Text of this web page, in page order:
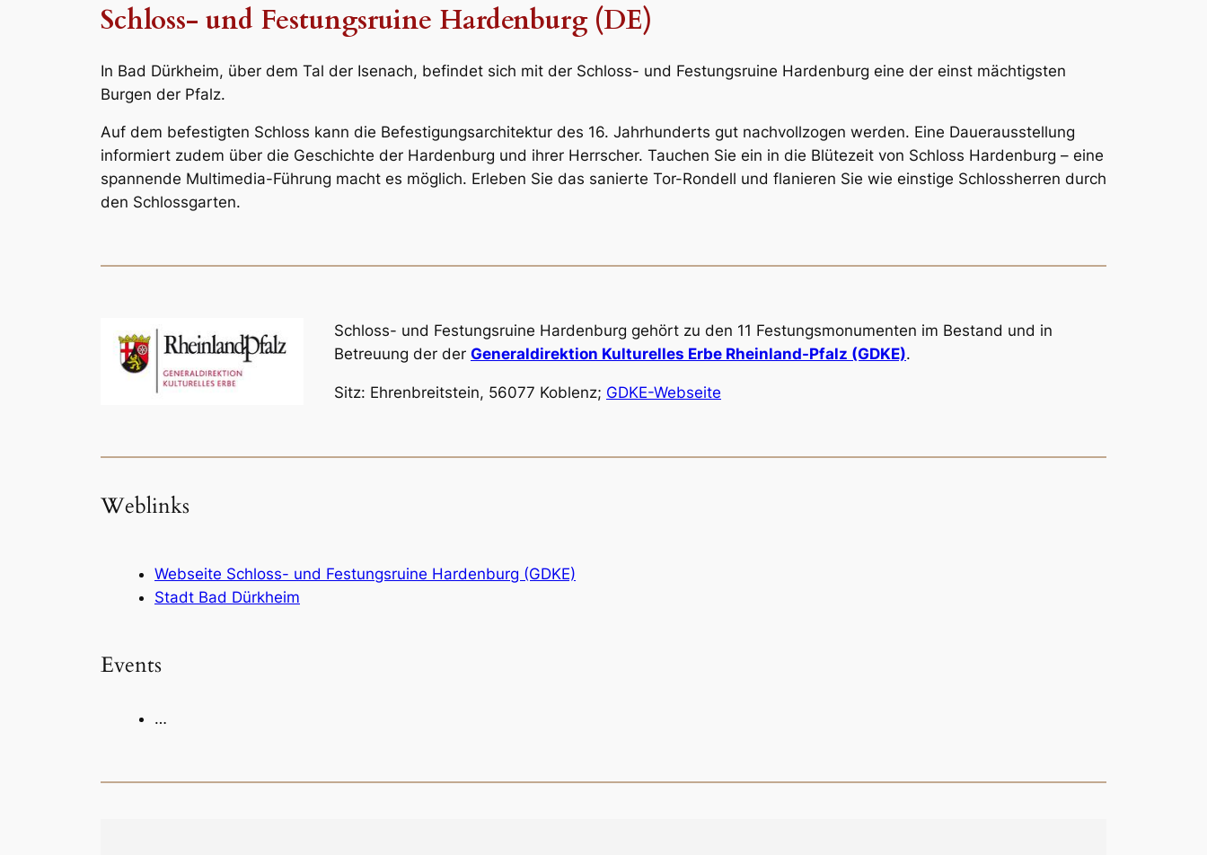
Schloss- und Festungsruine Hardenburg (DE)
In Bad Dürkheim, über dem Tal der Isenach, befindet sich mit der Schloss- und Festungsruine Hardenburg eine der einst mächtigsten
Burgen der Pfalz.
Auf dem befestigten Schloss kann die Befestigungsarchitektur des 16. Jahrhunderts gut nachvollzogen werden. Eine Dauerausstellung
informiert zudem über die Geschichte der Hardenburg und ihrer Herrscher. Tauchen Sie ein in die Blütezeit von Schloss Hardenburg – eine
spannende Multimedia-Führung macht es möglich. Erleben Sie das sanierte Tor-Rondell und flanieren Sie wie einstige Schlossherren durch
den Schlossgarten.
Schloss- und Festungsruine Hardenburg gehört zu den 11 Festungsmonumenten im Bestand und in
Betreuung der der Generaldirektion Kulturelles Erbe Rheinland-Pfalz (GDKE).
Sitz: Ehrenbreitstein, 56077 Koblenz; GDKE-Webseite
Weblinks
Webseite Schloss- und Festungsruine Hardenburg (GDKE)
Stadt Bad Dürkheim
Events
…